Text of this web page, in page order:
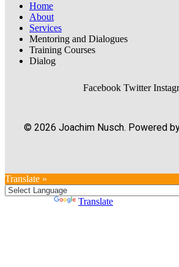
Home
About
Services
Mentoring and Dialogues
Training Courses
Dialog
Facebook Twitter
© 2026 Joachim Nusch. Powered
Translate »
Translate